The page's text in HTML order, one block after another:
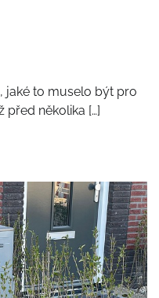
jaké to muselo být pro
několika […]